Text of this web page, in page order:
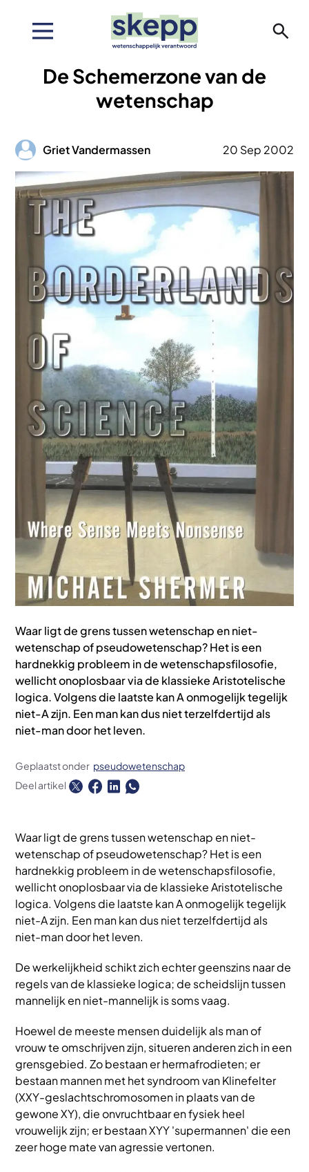
De Schemerzone van de
wetenschap
Afbeelding
Griet Vandermassen 20 Sep 2002
Afbeelding
Waar ligt de grens tussen wetenschap en niet-
wetenschap of pseudowetenschap? Het is een
hardnekkig probleem in de wetenschapsfilosofie,
wellicht onoplosbaar via de klassieke Aristotelische
logica. Volgens die laatste kan A onmogelijk tegelijk
niet-A zijn. Een man kan dus niet terzelfdertijd als
niet-man door het leven.
Geplaatst onder pseudowetenschap
Deel artikel
Waar ligt de grens tussen wetenschap en niet-
wetenschap of pseudowetenschap? Het is een
hardnekkig probleem in de wetenschapsfilosofie,
wellicht onoplosbaar via de klassieke Aristotelische
logica. Volgens die laatste kan A onmogelijk tegelijk
niet-A zijn. Een man kan dus niet terzelfdertijd als
niet-man door het leven.
De werkelijkheid schikt zich echter geenszins naar de
regels van de klassieke logica; de scheidslijn tussen
mannelijk en niet-mannelijk is soms vaag.
Hoewel de meeste mensen duidelijk als man of
vrouw te omschrijven zijn, situeren anderen zich in een
grensgebied. Zo bestaan er hermafrodieten; er
bestaan mannen met het syndroom van Klinefelter
(XXY-geslachtschromosomen in plaats van de
gewone XY), die onvruchtbaar en fysiek heel
vrouwelijk zijn; er bestaan XYY 'supermannen' die een
zeer hoge mate van agressie vertonen.